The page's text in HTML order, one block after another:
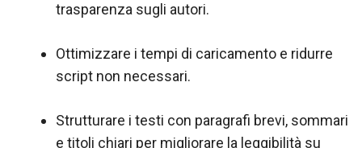
trasparenza sugli autori.
Ottimizzare i tempi di caricamento e ridurre
script non necessari.
Strutturare i testi con paragrafi brevi, sommari
e titoli chiari per migliorare la leggibilità su